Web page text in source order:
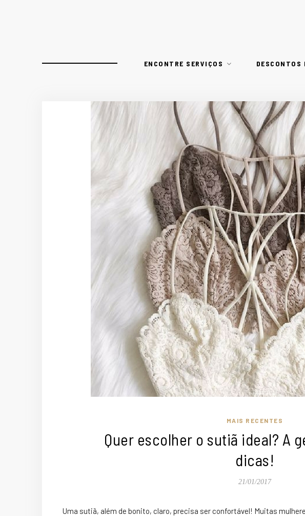
ENCONTRE SERVIÇOS DESCONTOS
MAIS RECENTES
Quer escolher o sutiã ideal? A
dicas!
21/01/2017
Uma sutiã, além de bonito, claro, precisa ser confortável! Muitas